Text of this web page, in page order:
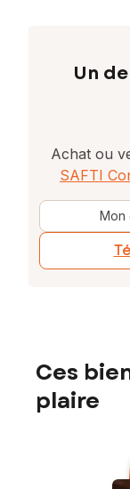
Un
Achat ou
SAFTI
Mon
Ces
plaire